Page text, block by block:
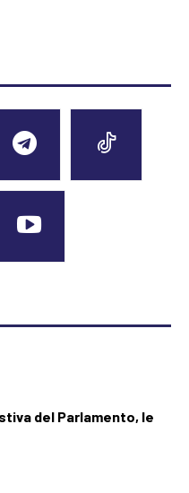
del Parlamento, le